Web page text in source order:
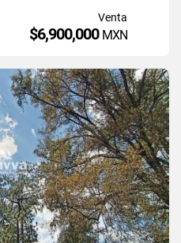
Venta
$6,900,000 MXN